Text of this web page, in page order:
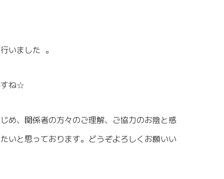
いました 。
すね☆
め、関係者の方々のご理解、ご協力のお陰と感
いと思っております。どうぞよろしくお願いい